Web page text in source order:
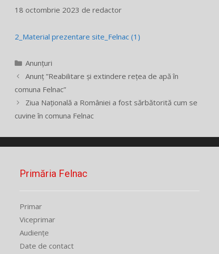
18 octombrie 2023 de redactor
2_Material prezentare site_Felnac (1)
Categorii
Anunțuri
Anunț ”Reabilitare și extindere rețea de apă în
comuna Felnac”
Ziua Națională a României a fost sărbătorită cum se
cuvine în comuna Felnac
Primăria Felnac
Primar
Viceprimar
Audiențe
Date de contact